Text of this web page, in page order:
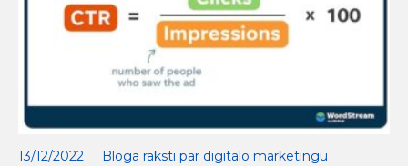
13/12/2022 Bloga raksti par digitālo mārketingu